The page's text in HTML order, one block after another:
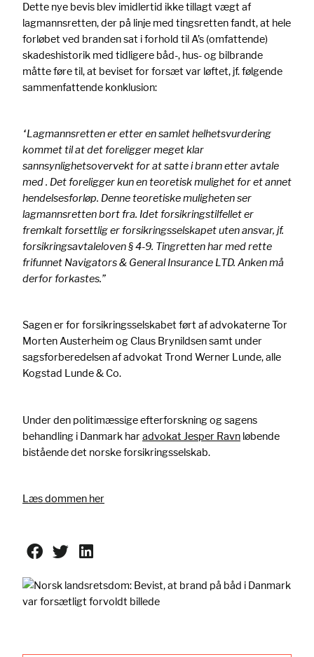
Dette nye bevis blev imidlertid ikke tillagt vægt af
lagmannsretten, der på linje med tingsretten fandt, at hele
forløbet ved branden sat i forhold til A’s (omfattende)
skadeshistorik med tidligere båd-, hus- og bilbrande
måtte føre til, at beviset for forsæt var løftet, jf. følgende
sammenfattende konklusion:
“Lagmannsretten er etter en samlet helhetsvurdering
kommet til at det foreligger meget klar
sannsynlighetsovervekt for at satte i brann etter avtale
med . Det foreligger kun en teoretisk mulighet for et annet
hendelsesforløp. Denne teoretiske muligheten ser
lagmannsretten bort fra. Idet forsikringstilfellet er
fremkalt forsettlig er forsikringsselskapet uten ansvar, jf.
forsikringsavtaleloven § 4-9. Tingretten har med rette
frifunnet Navigators & General Insurance LTD. Anken må
derfor forkastes.”
Sagen er for forsikringsselskabet ført af advokaterne Tor
Morten Austerheim og Claus Brynildsen samt under
sagsforberedelsen af advokat Trond Werner Lunde, alle
Kogstad Lunde & Co.
Under den politimæssige efterforskning og sagens
behandling i Danmark haradvokat Jesper Ravn løbende
bistående det norske forsikringsselskab.
Læs dommen her